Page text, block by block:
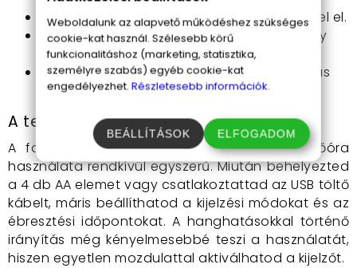
Három ébresztési időpont: Soha nem késel el.
Hanghatásokkal irányítható
: Tapsolj vagy
koppints, és máris működik.
USB töltő kábel vagy 4xAA elem
: Rugalmas
tápellátás.
A termék használata
A fa borítású, világos színű LED-es ébresztőóra
használata rendkívül egyszerű. Miután behelyezted
a 4 db AA elemet vagy csatlakoztattad az USB töltő
kábelt, máris beállíthatod a kijelzési módokat és az
ébresztési időpontokat. A hanghatásokkal történő
irányítás még kényelmesebbé teszi a használatát,
hiszen egyetlen mozdulattal aktiválhatod a kijelzőt.
Weboldalunk az alapvető működéshez szükséges
cookie-kat használ. Szélesebb körű
funkcionalitáshoz (marketing, statisztika,
személyre szabás) egyéb cookie-kat
engedélyezhet. Részletesebb információk.
BEÁLLÍTÁSOK ELFOGADOM